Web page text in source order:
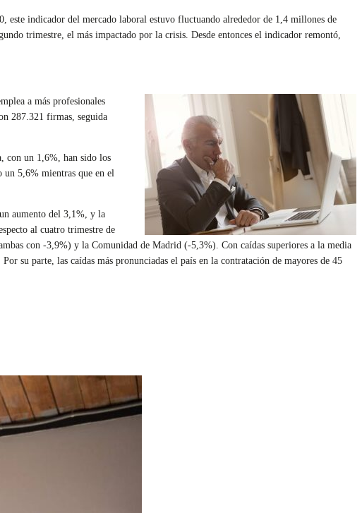
este indicador del mercado laboral estuvo fluctuando alrededor de 1,4 millones de
trimestre, el más impactado por la crisis. Desde entonces el indicador remontó,
a más profesionales
287.321 firmas, seguida
con un 1,6%, han sido los
un 5,6% mientras que en el
un aumento del 3,1%, y la
al cuatro trimestre de
con -3,9%) y la Comunidad de Madrid (-5,3%). Con caídas superiores a la media
parte, las caídas más pronunciadas el país en la contratación de mayores de 45